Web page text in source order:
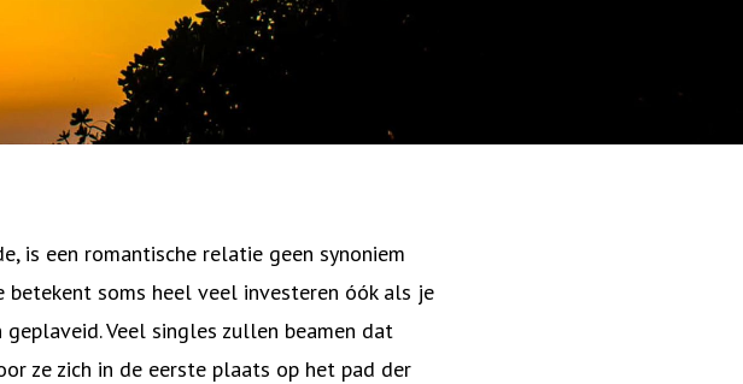
is een romantische relatie geen synoniem
soms heel veel investeren óók als je
Veel singles zullen beamen dat
ze zich in de eerste plaats op het pad der